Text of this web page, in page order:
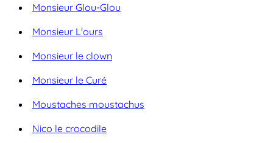
Monsieur Glou-Glou
Monsieur L'ours
Monsieur le clown
Monsieur le Curé
Moustaches moustachus
Nico le crocodile